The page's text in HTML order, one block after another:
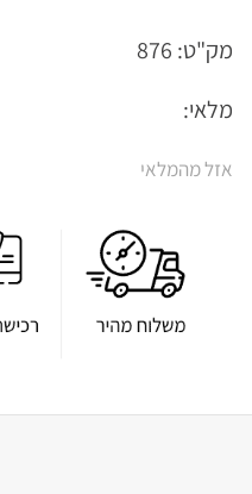
מק"ט: 876
מלאי:
אזל מהמלאי